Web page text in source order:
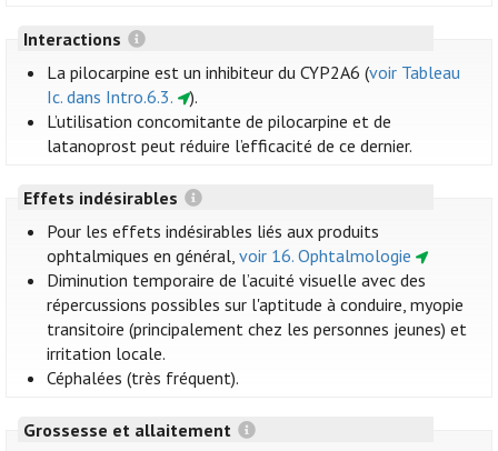
Interactions
La pilocarpine est un inhibiteur du CYP2A6 (voir Tableau
Ic. dans Intro.6.3.
).
L’utilisation concomitante de pilocarpine et de
latanoprost peut réduire l’efficacité de ce dernier.
Effets indésirables
Pour les effets indésirables liés aux produits
ophtalmiques en général,voir 16. Ophtalmologie
Diminution temporaire de l’acuité visuelle avec des
répercussions possibles sur l'aptitude à conduire, myopie
transitoire (principalement chez les personnes jeunes) et
irritation locale.
Céphalées (très fréquent).
Grossesse et allaitement